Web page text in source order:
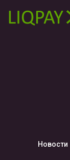
Новости